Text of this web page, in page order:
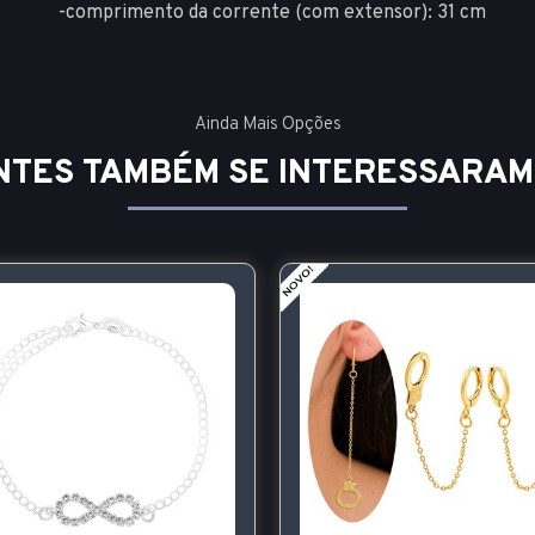
-comprimento da corrente (com extensor): 31 cm
Ainda Mais Opções
TAMBÉM SE